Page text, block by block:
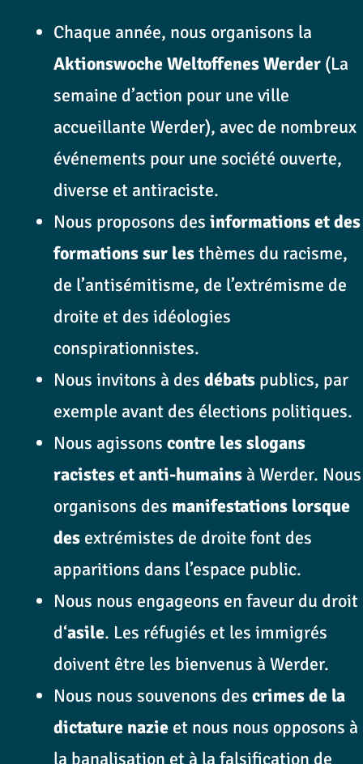
Chaque année, nous organisons la
Aktionswoche Weltoffenes Werder (La
semaine d’action pour une ville
accueillante Werder), avec de nombreux
événements pour une société ouverte,
diverse et antiraciste.
Nous proposons des informations et des
formations sur lesthèmes du racisme,
de l’antisémitisme, de l’extrémisme de
droite et des idéologies
conspirationnistes.
Nous invitons à des débats publics, par
exemple avant des élections politiques.
Nous agissons contre les slogans
racistes et anti-humains à Werder. Nous
organisons des manifestations lorsque
des extrémistes de droite font des
apparitions dans l’espace public.
Nous nous engageons en faveur du droit
d‘asile. Les réfugiés et les immigrés
doivent être les bienvenus à Werder.
Nous nous souvenons des crimes de la
dictature nazie et nous nous opposons à
la banalisation et à la falsification de